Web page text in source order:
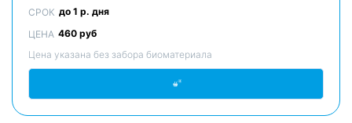
СРОК до 1 р. дня
ЦЕНА 460 руб
Цена указана без забора биоматериала